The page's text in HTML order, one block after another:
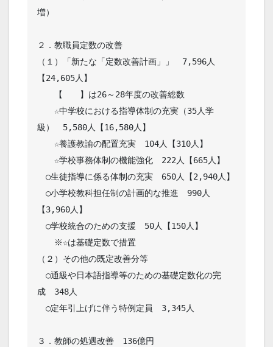
増）
２．教職員定数の改善
（１）「新たな「定数改善計画」」　7,596人
【24,605人】
【　　】は26～28年度の改善総数
☆中学校における指導体制の充実（35人学
級）　5,580人【16,580人】
☆養護教諭の配置充実　104人【310人】
☆学校事務体制の機能強化　222人【665人】
○生徒指導に係る体制の充実　650人【2,940人】
○小学校教科担任制の計画的な推進　990人
【3,960人】
○学校統合のための支援　50人【150人】
※☆は基礎定数で措置
（２）その他の既定改善分等
○通級や日本語指導等のための基礎定数化の完
成　348人
○定年引上げに伴う特例定員　3,345人
３．教師の処遇改善　136億円